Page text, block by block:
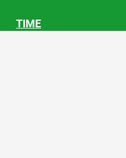
TIME